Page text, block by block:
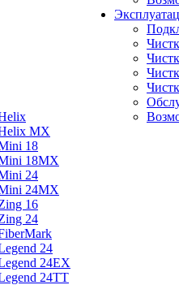
Helix MX
18
Mini 18MX
24
Mini 24MX
16
24
24
24EX
24TT